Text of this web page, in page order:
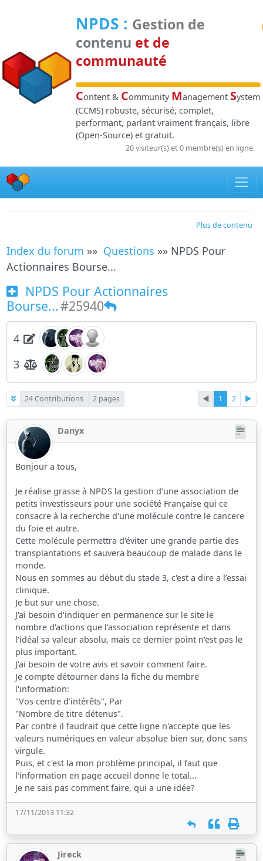
NPDS : Gestion de
contenu et de
communauté
Content & Community Management System
(CCMS) robuste, sécurisé, complet,
performant, parlant vraiment français, libre
(Open-Source) et gratuit.
20 visiteur(s) et 0 membre(s) en ligne.
Plus de contenu
Index du forum »» Questions »» NPDS Pour
Actionnaires Bourse...
NPDS Pour Actionnaires
Bourse...#25940
4
3
24 Contributions 2 pages ◄ 1 2 ►
Danyx
Bonjour a tous,
Je réalise grasse à NPDS la gestion d'une association de
petits investisseurs pour une société Française qui ce
consacre à la recherche d'une molécule contre le cancere
du foie et autre.
Cette molécule permettra d'éviter une grande partie des
transplantations et sauvera beaucoup de malade dans le
monde.
Nous en sommes au début du stade 3, c'est a dire a l’essai
clinique.
Je but sur une chose.
J'ai besoin d'indiquer en permanence sur le site le
nombre d'actions que l'association représente et dans
l'idéal sa valeur absolu, mais ce dernier point n'est pas le
plus important.
J'ai besoin de votre avis et savoir comment faire.
Je compte détourner dans la fiche du membre
l'information:
"Vos centre d’intérêts", Par
"Nombre de titre détenus".
Par contre il faudrait que cette ligne n'accepte que les
valeurs numériques en valeur absolue bien sur, donc sans
virgule.
Puis, et c'est la mon problème principal, il faut que
l'information en page accueil donne le total...
Je ne sais pas comment faire, qui a une idée?
17/11/2013 11:32
Jireck